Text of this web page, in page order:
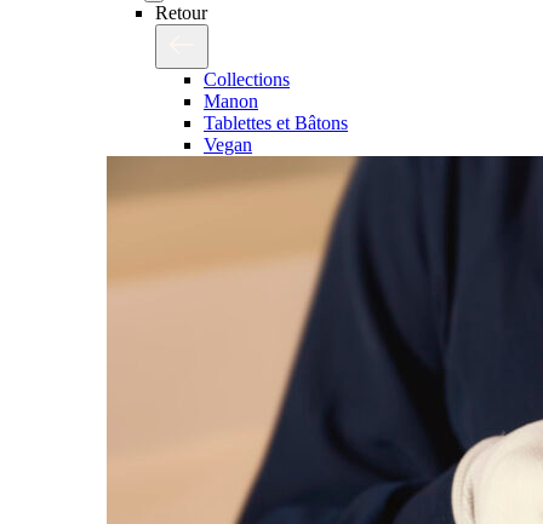
Retour
Collections
Manon
Tablettes et Bâtons
Vegan